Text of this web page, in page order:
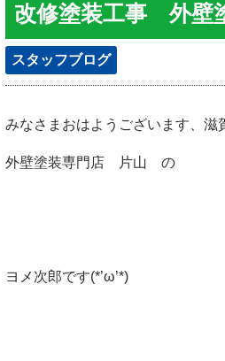
改修塗装工事 外壁
スタッフブログ
みなさまおはようございます、
外壁塗装専門店 片山 の
ヨメ次郎です(*’ω’*)